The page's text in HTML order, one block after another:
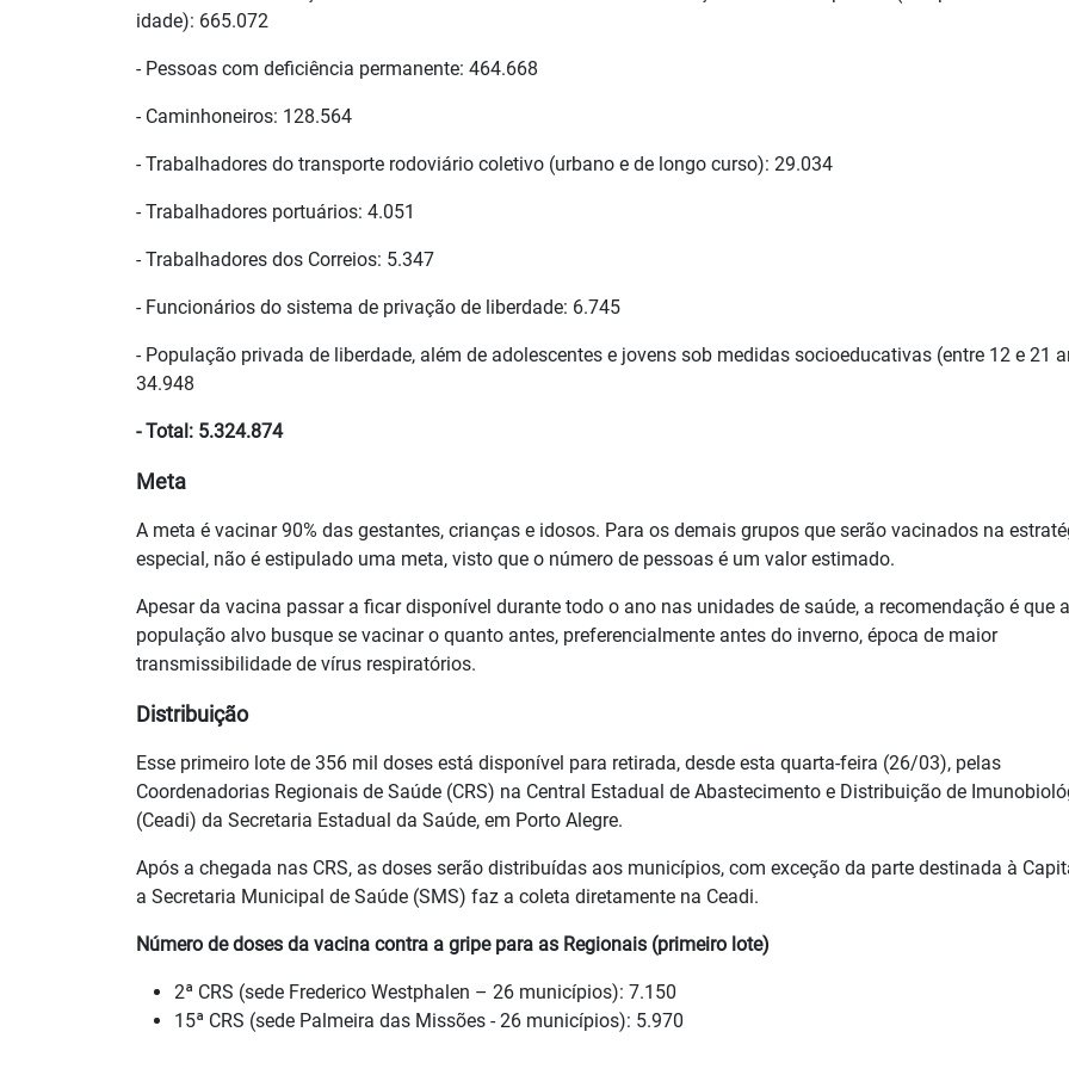
idade): 665.072
- Pessoas com deficiência permanente: 464.668
- Caminhoneiros: 128.564
- Trabalhadores do transporte rodoviário coletivo (urbano e de longo curso): 29.034
- Trabalhadores portuários: 4.051
- Trabalhadores dos Correios: 5.347
- Funcionários do sistema de privação de liberdade: 6.745
- População privada de liberdade, além de adolescentes e jovens sob medidas socioeducativas (entre 12 e 21
34.948
- Total: 5.324.874
Meta
A meta é vacinar 90% das gestantes, crianças e idosos. Para os demais grupos que serão vacinados na
especial, não é estipulado uma meta, visto que o número de pessoas é um valor estimado.
Apesar da vacina passar a ficar disponível durante todo o ano nas unidades de saúde, a recomendação é que a
população alvo busque se vacinar o quanto antes, preferencialmente antes do inverno, época de maior
transmissibilidade de vírus respiratórios.
Distribuição
Esse primeiro lote de 356 mil doses está disponível para retirada, desde esta quarta-feira (26/03), pelas
Coordenadorias Regionais de Saúde (CRS) na Central Estadual de Abastecimento e Distribuição de
(Ceadi) da Secretaria Estadual da Saúde, em Porto Alegre.
Após a chegada nas CRS, as doses serão distribuídas aos municípios, com exceção da parte destinada à
a Secretaria Municipal de Saúde (SMS) faz a coleta diretamente na Ceadi.
Número de doses da vacina contra a gripe para as Regionais (primeiro lote)
2ª CRS (sede Frederico Westphalen – 26 municípios): 7.150
15ª CRS (sede Palmeira das Missões - 26 municípios): 5.970